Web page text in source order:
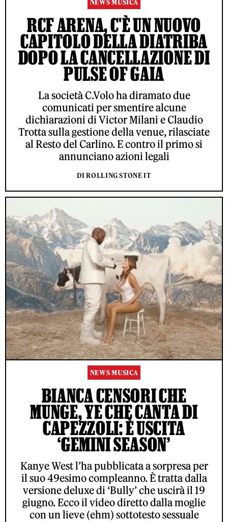
NEWS MUSICA
RCF ARENA, C'È UN NUOVO
CAPITOLO DELLA DIATRIBA
DOPO LA CANCELLAZIONE DI
PULSE OF GAIA
La società C.Volo ha diramato due
comunicati per smentire alcune
dichiarazioni di Victor Milani e Claudio
Trotta sulla gestione della venue, rilasciate
al Resto del Carlino. E contro il primo si
annunciano azioni legali
DI ROLLING STONE IT
NEWS MUSICA
BIANCA CENSORI CHE
MUNGE, YE CHE CANTA DI
CAPEZZOLI: È USCITA
‘GEMINI SEASON’
Kanye West l’ha pubblicata a sorpresa per
il suo 49esimo compleanno. È tratta dalla
versione deluxe di ‘Bully’ che uscirà il 19
giugno. Ecco il video diretto dalla moglie
con un lieve (ehm) sottotesto sessuale